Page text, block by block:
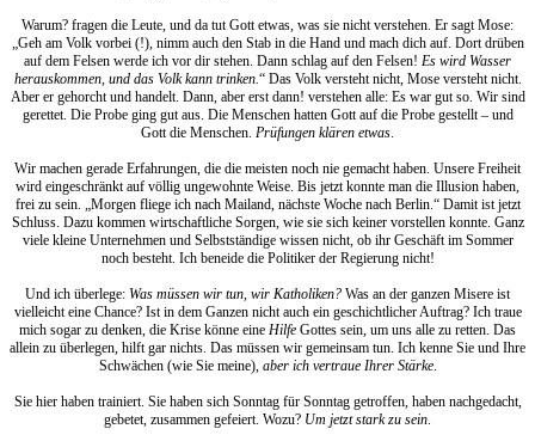
Warum? fragen die Leute, und da tut Gott etwas, was sie nicht verstehen. Er sagt Mose:
„Geh am Volk vorbei (!), nimm auch den Stab in die Hand und mach dich auf. Dort drüben
auf dem Felsen werde ich vor dir stehen. Dann schlag auf den Felsen! Es wird Wasser
herauskommen, und das Volk kann trinken.“ Das Volk versteht nicht, Mose versteht nicht.
Aber er gehorcht und handelt. Dann, aber erst dann! verstehen alle: Es war gut so. Wir sind
gerettet. Die Probe ging gut aus. Die Menschen hatten Gott auf die Probe gestellt – und
Gott die Menschen. Prüfungen klären etwas.
Wir machen gerade Erfahrungen, die die meisten noch nie gemacht haben. Unsere Freiheit
wird eingeschränkt auf völlig ungewohnte Weise. Bis jetzt konnte man die Illusion haben,
frei zu sein. „Morgen fliege ich nach Mailand, nächste Woche nach Berlin.“ Damit ist jetzt
Schluss. Dazu kommen wirtschaftliche Sorgen, wie sie sich keiner vorstellen konnte. Ganz
viele kleine Unternehmen und Selbstständige wissen nicht, ob ihr Geschäft im Sommer
noch besteht. Ich beneide die Politiker der Regierung nicht!
Und ich überlege: Was müssen wir tun, wir Katholiken? Was an der ganzen Misere ist
vielleicht eine Chance? Ist in dem Ganzen nicht auch ein geschichtlicher Auftrag? Ich traue
mich sogar zu denken, die Krise könne eine Hilfe Gottes sein, um uns alle zu retten. Das
allein zu überlegen, hilft gar nichts. Das müssen wir gemeinsam tun. Ich kenne Sie und Ihre
Schwächen (wie Sie meine), aber ich vertraue Ihrer Stärke.
Sie hier haben trainiert. Sie haben sich Sonntag für Sonntag getroffen, haben nachgedacht,
gebetet, zusammen gefeiert. Wozu? Um jetzt stark zu sein.